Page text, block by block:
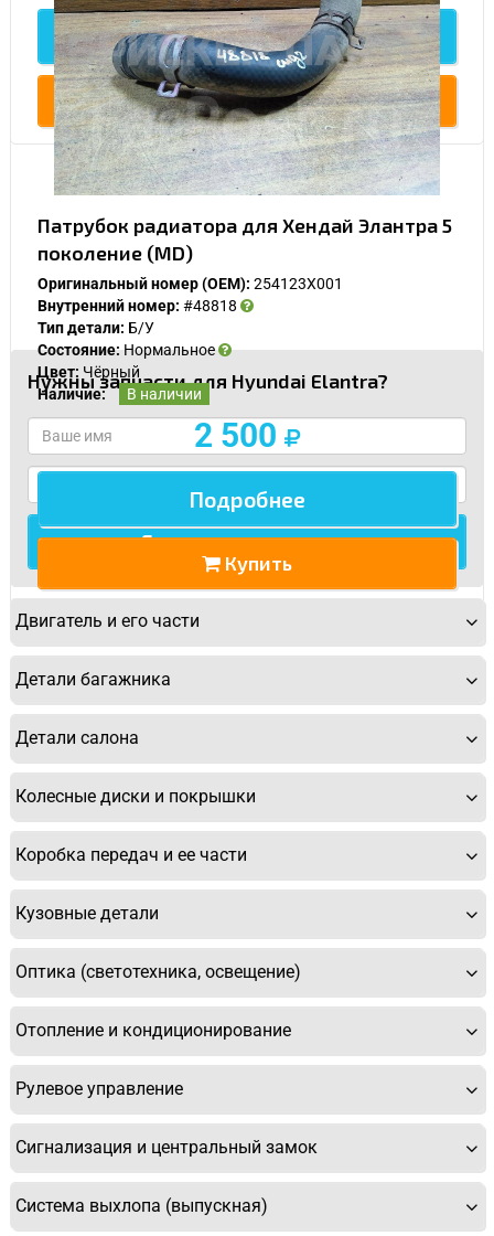
Подробнее
Купить
Патрубок радиатора для Хендай Элантра 5
поколение (MD)
Оригинальный номер (OEM): 254123X001
Внутренний номер: #48818
Тип детали: Б/У
Состояние:Нормальное
Цвет: Чёрный
Наличие:
В наличии
2 500
Подробнее
Купить
Нужны запчасти для Hyundai Elantra?
Двигатель и его части
Детали багажника
Детали салона
Колесные диски и покрышки
Коробка передач и ее части
Кузовные детали
Оптика (светотехника, освещение)
Отопление и кондиционирование
Рулевое управление
Сигнализация и центральный замок
Система выхлопа (выпускная)
У Вас возникли вопросы? Вы не
нашли нужную Вам деталь?
Заполните форму ниже и мы Вам перезвоним.
Спасибо, мне это не нужно!